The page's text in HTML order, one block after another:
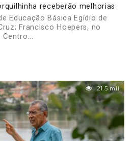
receberão melhorias
Educação Básica Egídio de
Francisco Hoepers, no
Centro...
21.5 mil